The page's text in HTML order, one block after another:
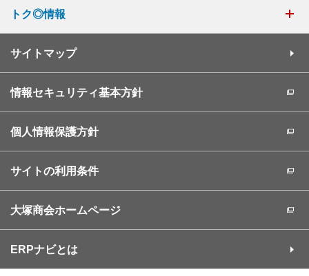
トク◎情報
サイトマップ
情報セキュリティ基本方針
個人情報保護方針
サイトの利用条件
大塚商会ホームページ
ERPナビとは